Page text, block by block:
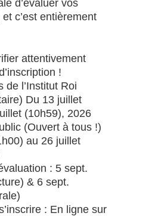
d’évaluer vos
c’est entièrement
attentivement
!
de l’Institut Roi
Du 13 juillet
(10h59), 2026
(Ouvert à tous !)
au 26 juillet
: 5 sept.
& 6 sept.
: En ligne sur